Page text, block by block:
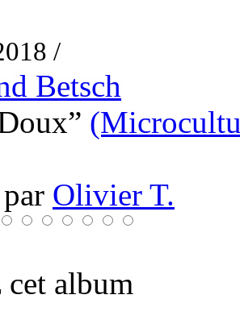
/
Betsch
Olivier T.
cet album